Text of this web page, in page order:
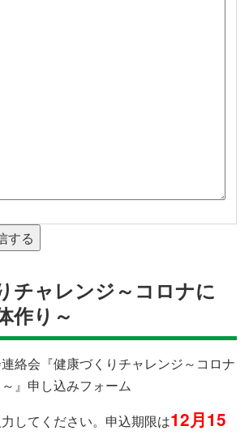
チャレンジ～コロナに
作り～
絡会『健康づくりチャレンジ～コロナ
』申し込みフォーム
してください。申込期限は12月15